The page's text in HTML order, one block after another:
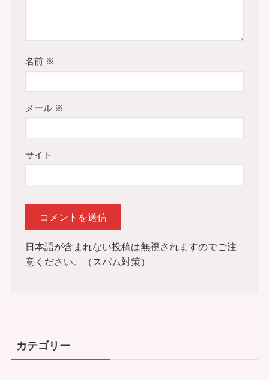
名前 ※
メール ※
サイト
日本語が含まれない投稿は無視されますのでご注
意ください。（スパム対策）
カテゴリー